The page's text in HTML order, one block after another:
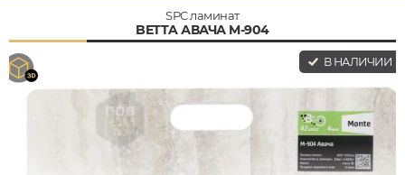
SPC ламинат
BETTA АВАЧА M-904
В НАЛИЧИИ